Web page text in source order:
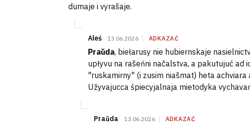
dumaje i vyrašaje.
Aleś 13.06.2026 ADKAZAĆ
Praŭda, biełarusy nie hubiernskaje
upłyvu na rašeńni načalstva, a pakutujuć ad
"ruskamirny" (i zusim niašmat) heta achviara
Užyvajucca śpiecyjalnaja mietodyka
Praŭda 13.06.2026 ADKAZAĆ